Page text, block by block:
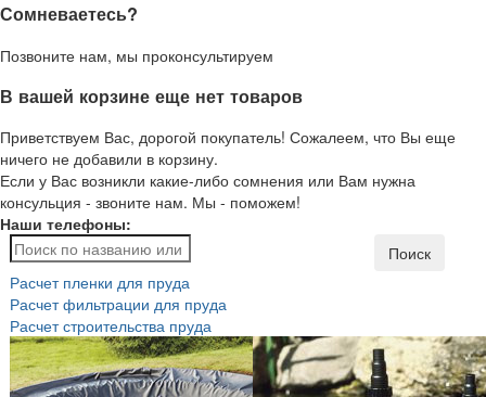
Сомневаетесь?
Позвоните нам, мы проконсультируем
В вашей корзине еще нет товаров
Приветствуем Вас, дорогой покупатель! Сожалеем, что Вы еще
ничего не добавили в корзину.
Если у Вас возникли какие-либо сомнения или Вам нужна
консульция - звоните нам. Мы - поможем!
Наши телефоны:
Поиск
Расчет пленки для пруда
Расчет фильтрации для пруда
Расчет строительства пруда